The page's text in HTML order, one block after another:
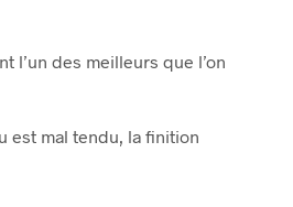
l’un des meilleurs que l’on
est mal tendu, la finition